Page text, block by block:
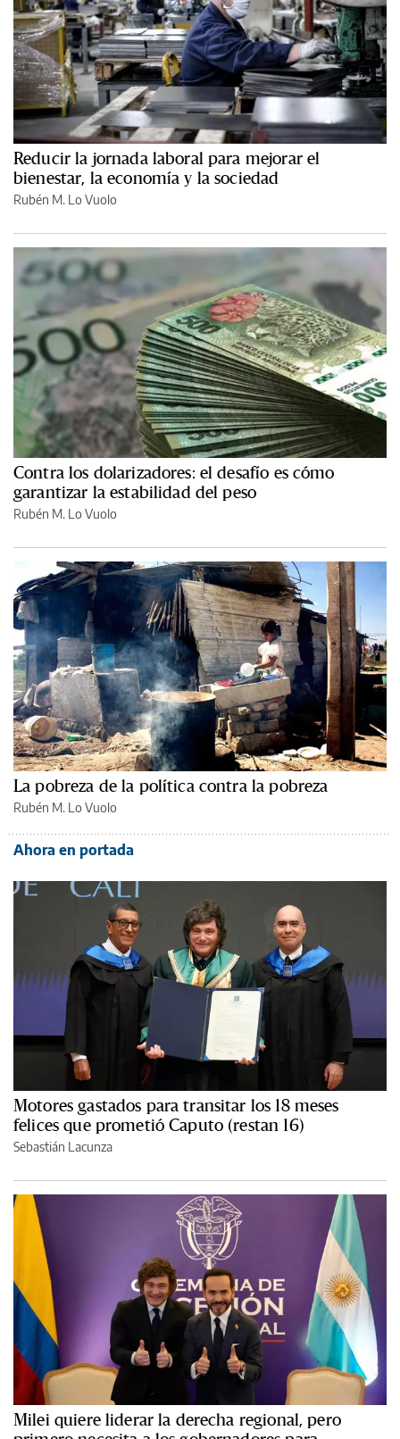
Reducir la jornada laboral para mejorar el
bienestar, la economía y la sociedad
Rubén M. Lo Vuolo
Contra los dolarizadores: el desafío es cómo
garantizar la estabilidad del peso
Rubén M. Lo Vuolo
La pobreza de la política contra la pobreza
Rubén M. Lo Vuolo
Ahora en portada
Motores gastados para transitar los 18 meses
felices que prometió Caputo (restan 16)
Sebastián Lacunza
Milei quiere liderar la derecha regional, pero